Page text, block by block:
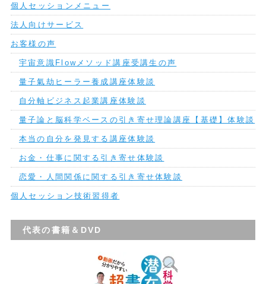
個人セッションメニュー
法人向けサービス
お客様の声
宇宙意識Flowメソッド講座受講生の声
量子氣劫ヒーラー養成講座体験談
自分軸ビジネス起業講座体験談
量子論と脳科学ベースの引き寄せ理論講座【基礎】体験談
本当の自分を発見する講座体験談
お金・仕事に関する引き寄せ体験談
恋愛・人間関係に関する引き寄せ体験談
個人セッション技術習得者
代表の書籍＆DVD